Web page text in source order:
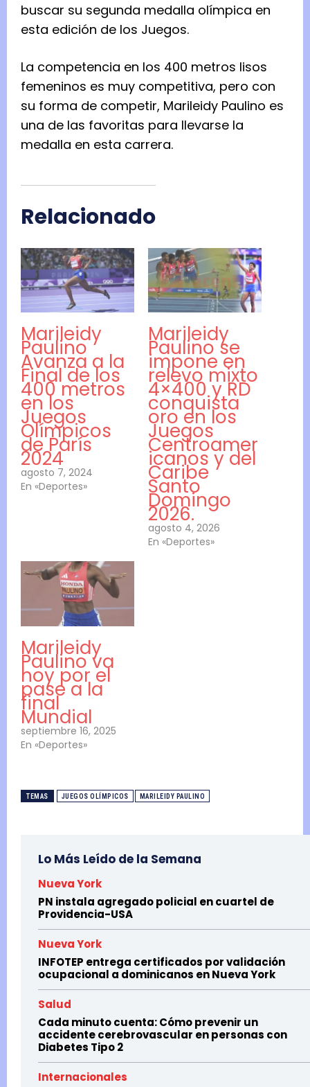
buscar su segunda medalla olímpica en
esta edición de los Juegos.
La competencia en los 400 metros lisos
femeninos es muy competitiva, pero con
su forma de competir, Marileidy Paulino es
una de las favoritas para llevarse la
medalla en esta carrera.
Relacionado
Marileidy
Paulino
Avanza a la
Final de los
400 metros
en los
Juegos
Olímpicos
de París
2024
agosto 7, 2024
En «Deportes»
Marileidy
Paulino se
impone en
relevo mixto
4×400 y RD
conquista
oro en los
Juegos
Centroamer
icanos y del
Caribe
Santo
Domingo
2026.
agosto 4, 2026
En «Deportes»
Marileidy
Paulino va
hoy por el
pase a la
final
Mundial
septiembre 16, 2025
En «Deportes»
TEMAS JUEGOS OLÍMPICOS MARILEIDY PAULINO
Lo Más Leído de la Semana
Nueva York
PN instala agregado policial en cuartel de
Providencia-USA
Nueva York
INFOTEP entrega certificados por validación
ocupacional a dominicanos en Nueva York
Salud
Cada minuto cuenta: Cómo prevenir un
accidente cerebrovascular en personas con
Diabetes Tipo 2
Internacionales